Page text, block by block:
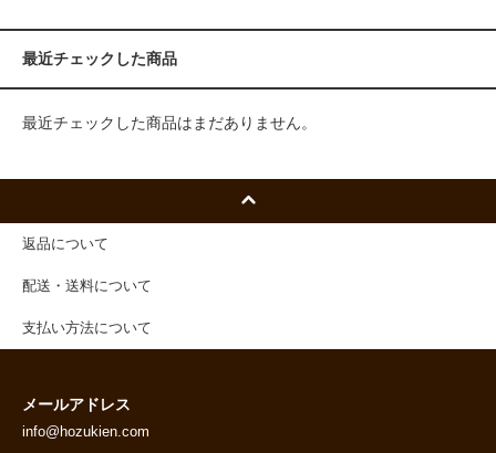
最近チェックした商品
最近チェックした商品はまだありません。
返品について
配送・送料について
支払い方法について
メールアドレス
info@hozukien.com